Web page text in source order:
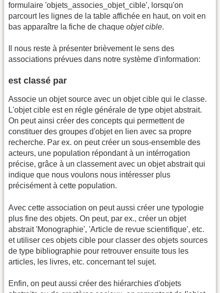
formulaire 'objets_associes_objet_cible', lorsqu'on
parcourt les lignes de la table affichée en haut, on voit en
bas apparaître la fiche de chaque objet cible.
Il nous reste à présenter brièvement le sens des
associations prévues dans notre système d'information:
est classé par
Associe un objet source avec un objet cible qui le classe.
L'objet cible est en régle générale de type objet abstrait.
On peut ainsi créer des concepts qui permettent de
constituer des groupes d'objet en lien avec sa propre
recherche. Par ex. on peut créer un sous-ensemble des
acteurs, une population répondant à un intérrogation
précise, grâce à un classement avec un objet abstrait qui
indique que nous voulons nous intéresser plus
précisément à cette population.
Avec cette association on peut aussi créer une typologie
plus fine des objets. On peut, par ex., créer un objet
abstrait 'Monographie', 'Article de revue scientifique', etc.
et utiliser ces objets cible pour classer des objets sources
de type bibliographie pour retrouver ensuite tous les
articles, les livres, etc. concernant tel sujet.
Enfin, on peut aussi créer des hiérarchies d'objets